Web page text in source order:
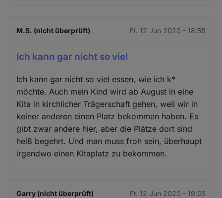
M.S. (nicht überprüft) Fr. 12 Jun 2020 - 18:58
Ich kann gar nicht so viel
Ich kann gar nicht so viel essen, wie ich k*
möchte. Auch mein Kind wird ab August in eine
Kita in kirchlicher Trägerschaft gehen, weil wir in
keiner anderen einen Platz bekommen haben. Es
gibt zwar andere hier, aber die Plätze dort sind
heiß begehrt. Und man muss froh sein, überhaupt
irgendwo einen Kitaplatz zu bekommen.
Garry (nicht überprüft) Fr. 12 Jun 2020 - 19:05